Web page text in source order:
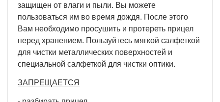
защищен от влаги и пыли. Вы можете
пользоваться им во время дождя. После этого
Вам необходимо просушить и протереть прицел
перед хранением. Пользуйтесь мягкой салфеткой
для чистки металлических поверхностей и
специальной салфеткой для чистки оптики.
ЗАПРЕЩАЕТСЯ